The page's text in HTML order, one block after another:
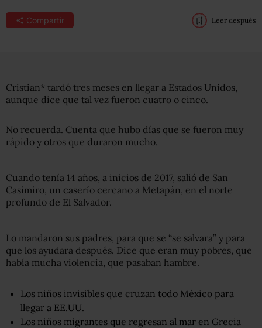
Compartir Leer después
Cristian* tardó tres meses en llegar a Estados Unidos,
aunque dice que tal vez fueron cuatro o cinco.
No recuerda. Cuenta que hubo días que se fueron muy
rápido y otros que duraron mucho.
Cuando tenía 14 años, a inicios de 2017, salió de San
Casimiro, un caserío cercano a Metapán, en el norte
profundo de El Salvador.
Lo mandaron sus padres, para que se “se salvara” y para
que los ayudara después. Dice que eran muy pobres, que
había mucha violencia, que pasaban hambre.
Los niños invisibles que cruzan todo México para
llegar a EE.UU.
Los niños migrantes que regresan al mar en Grecia